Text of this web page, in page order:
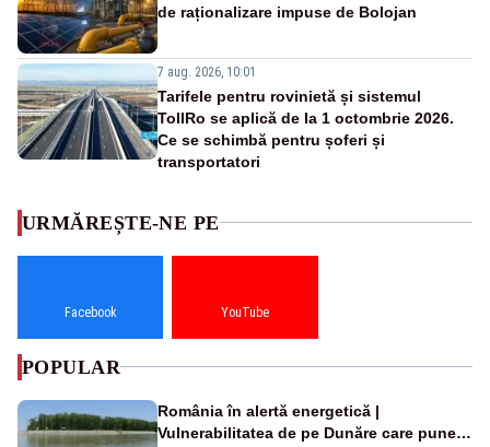
de raționalizare impuse de Bolojan
7 aug. 2026, 10:01
Tarifele pentru rovinietă și sistemul
TollRo se aplică de la 1 octombrie 2026.
Ce se schimbă pentru șoferi și
transportatori
URMĂREȘTE-NE PE
Facebook YouTube
POPULAR
România în alertă energetică |
Vulnerabilitatea de pe Dunăre care pune